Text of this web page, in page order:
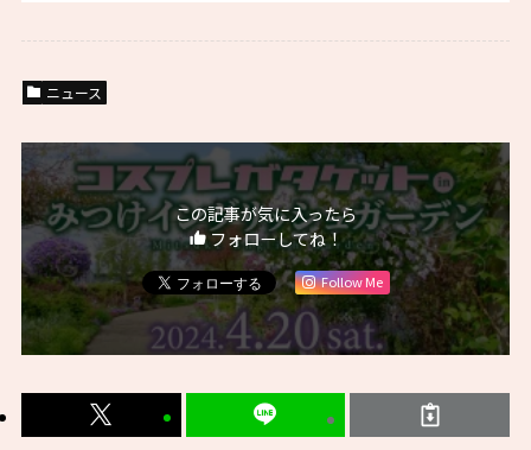
ニュース
この記事が気に入ったら
フォローしてね！
Follow Me